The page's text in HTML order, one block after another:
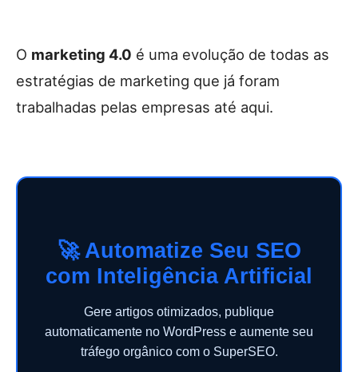
O marketing 4.0 é uma evolução de todas as
estratégias de marketing que já foram
trabalhadas pelas empresas até aqui.
🚀 Automatize Seu SEO
com Inteligência Artificial
Gere artigos otimizados, publique
automaticamente no WordPress e aumente seu
tráfego orgânico com o SuperSEO.